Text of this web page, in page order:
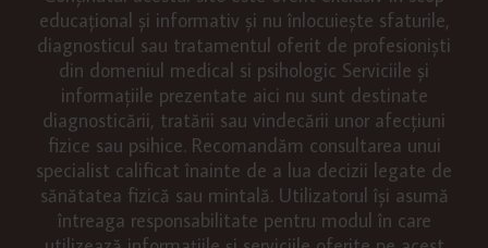
educațional și informativ și nu înlocuiește sfaturile,
diagnosticul sau tratamentul oferit de profesioniști
din domeniul medical si psihologic Serviciile și
informațiile prezentate aici nu sunt destinate
diagnosticării, tratării sau vindecării unor afecțiuni
fizice sau psihice. Recomandăm consultarea unui
specialist calificat înainte de a lua decizii legate de
sănătatea fizică sau mintală. Utilizatorul își asumă
întreaga responsabilitate pentru modul în care